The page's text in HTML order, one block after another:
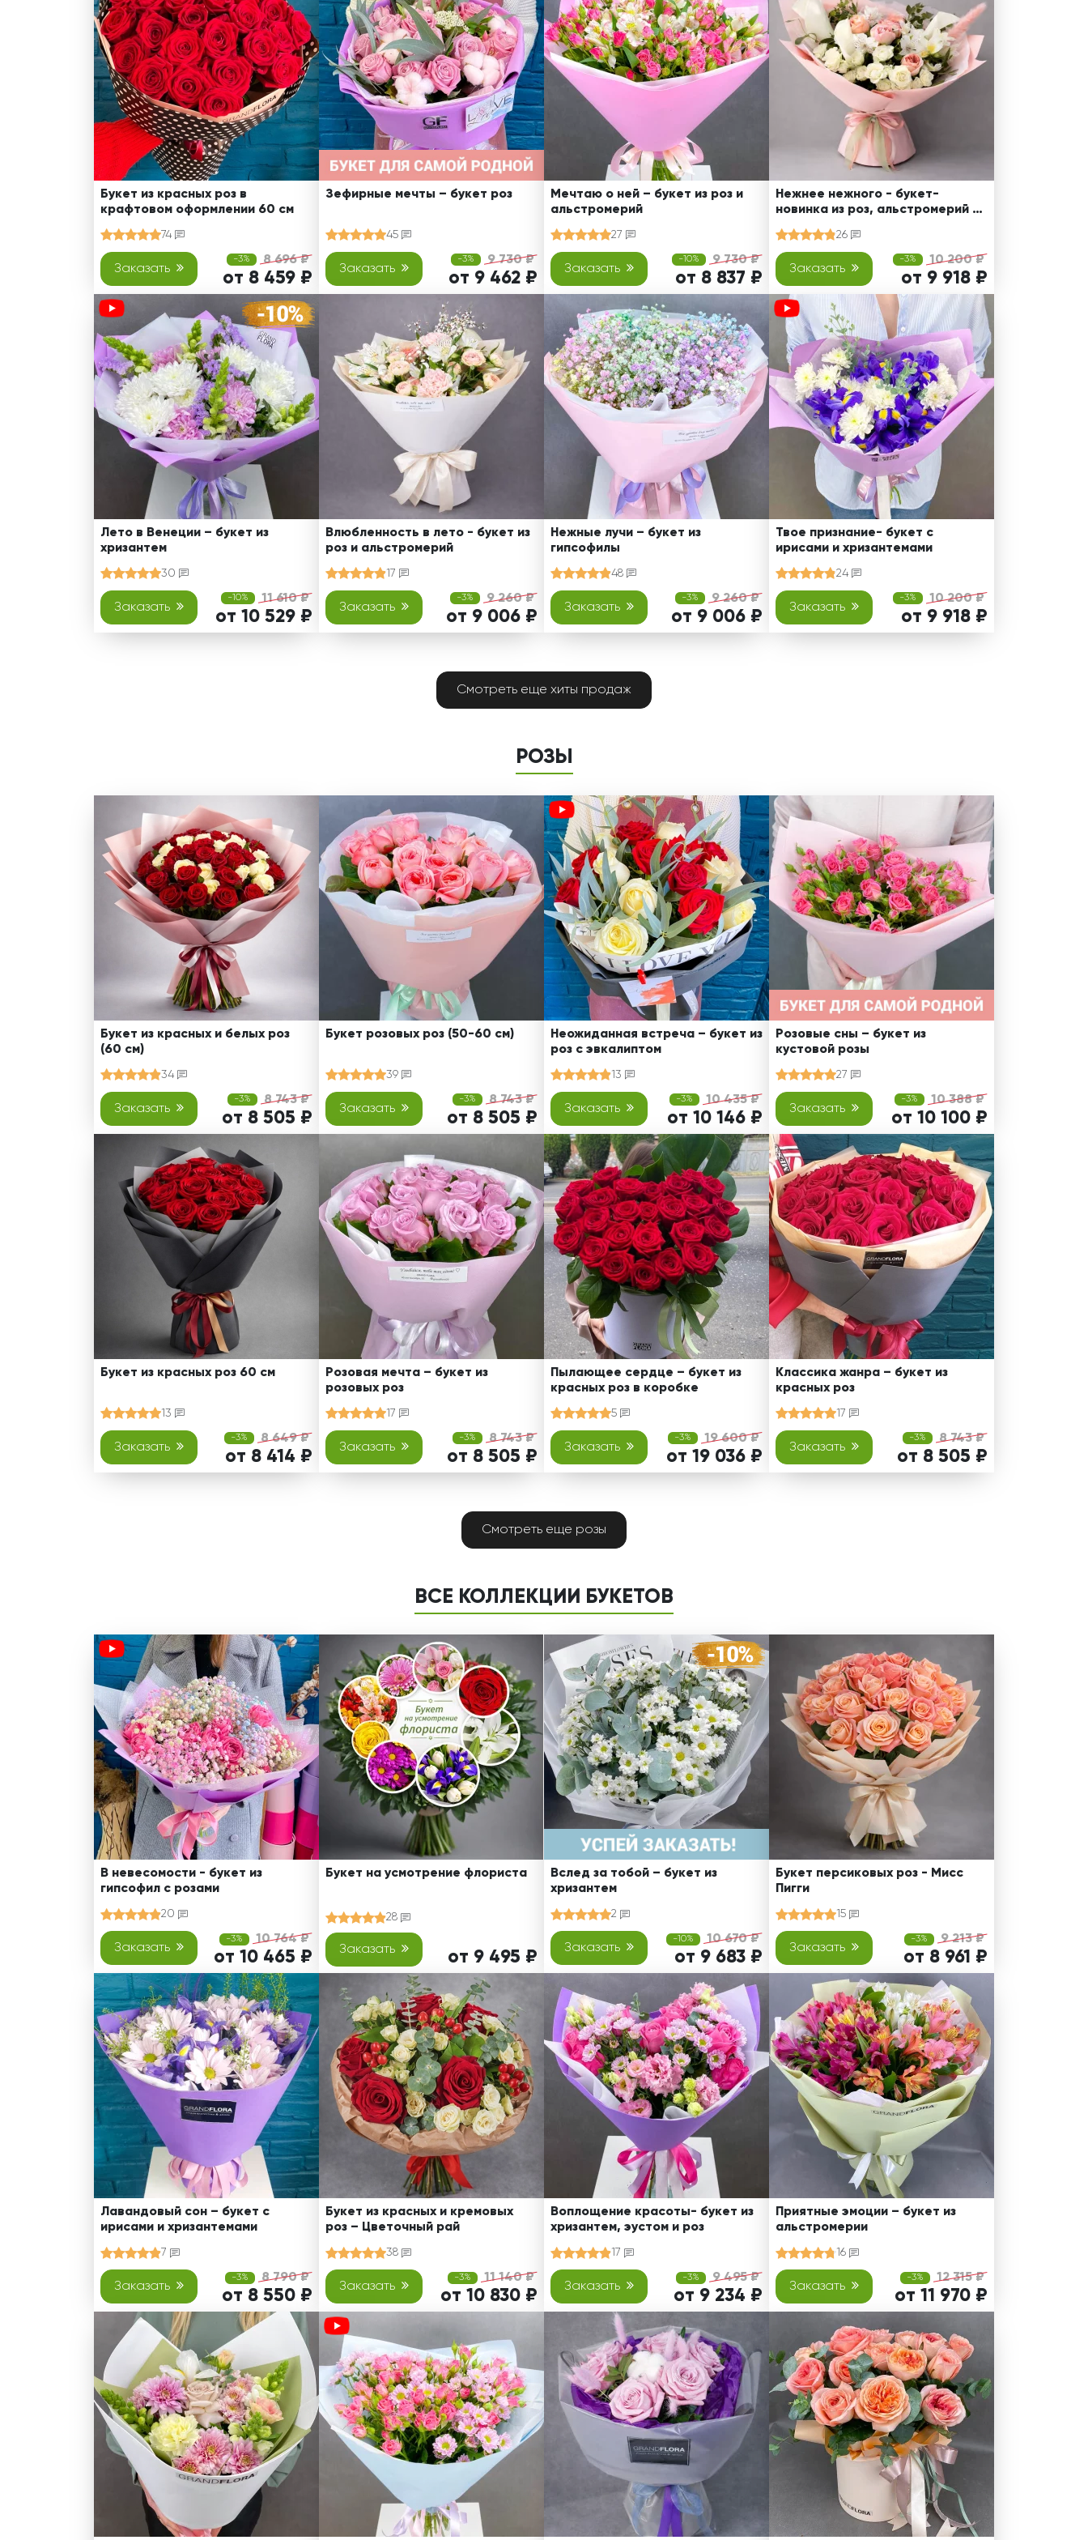
Розы поштучно
5 роз
7 роз
11 роз
15 роз
25 роз
51 роза
101 роза
Розы Гран-При
Корзины с розами
Кустовые розы
Миксы из роз
Сердца из роз
Монобукеты
Разноцветные
Эксклюзивные букеты
Смешанные
Хризантемы
Эустома
Свадьба
Свидание
Спасибо!
Юбилей
Подруге
Сестре
Брату
Врачу
Коллеге
Бабушке
Дедушке
Букет из красных роз в
крафтовом оформлении 60 см
74
Заказать
-3% 8 696 ₽
от 8 459 ₽
Зефирные мечты – букет роз
45
Заказать
-3% 9 730 ₽
от 9 462 ₽
Мечтаю о ней – букет из роз и
альстромерий
27
Заказать
-10% 9 730 ₽
от 8 837 ₽
Нежнее нежного - букет-
новинка из роз, альстромерий и
26
Заказать
-3% 10 200 ₽
от 9 918 ₽
Лето в Венеции – букет из
хризантем
30
Заказать
-10% 11 610 ₽
от 10 529 ₽
Влюбленность в лето - букет из
роз и альстромерий
17
Заказать
-3% 9 260 ₽
от 9 006 ₽
Нежные лучи – букет из
гипсофилы
48
Заказать
-3% 9 260 ₽
от 9 006 ₽
Твое признание- букет с
ирисами и хризантемами
24
Заказать
-3% 10 200 ₽
от 9 918 ₽
Смотреть еще хиты продаж
РОЗЫ
Букет из красных и белых роз
(60 см)
34
Заказать
-3% 8 743 ₽
от 8 505 ₽
Букет розовых роз (50-60 см)
39
Заказать
-3% 8 743 ₽
от 8 505 ₽
Неожиданная встреча – букет из
роз с эвкалиптом
13
Заказать
-3% 10 435 ₽
от 10 146 ₽
Розовые сны – букет из
кустовой розы
27
Заказать
-3% 10 388 ₽
от 10 100 ₽
Букет из красных роз 60 см
13
Заказать
-3% 8 649 ₽
от 8 414 ₽
Розовая мечта – букет из
розовых роз
17
Заказать
-3% 8 743 ₽
от 8 505 ₽
Пылающее сердце – букет из
красных роз в коробке
5
Заказать
-3% 19 600 ₽
от 19 036 ₽
Классика жанра – букет из
красных роз
17
Заказать
-3% 8 743 ₽
от 8 505 ₽
Смотреть еще розы
ВСЕ КОЛЛЕКЦИИ БУКЕТОВ
В невесомости - букет из
гипсофил с розами
20
Заказать
-3% 10 764 ₽
от 10 465 ₽
Букет на усмотрение флориста
28
Заказать от 9 495 ₽
Вслед за тобой – букет из
хризантем
2
Заказать
-10% 10 670 ₽
от 9 683 ₽
Букет персиковых роз - Мисс
Пигги
15
Заказать
-3% 9 213 ₽
от 8 961 ₽
Лавандовый сон – букет с
ирисами и хризантемами
7
Заказать
-3% 8 790 ₽
от 8 550 ₽
Букет из красных и кремовых
роз – Цветочный рай
38
Заказать
-3% 11 140 ₽
от 10 830 ₽
Воплощение красоты- букет из
хризантем, эустом и роз
17
Заказать
-3% 9 495 ₽
от 9 234 ₽
Приятные эмоции – букет из
альстромерии
16
Заказать
-3% 12 315 ₽
от 11 970 ₽